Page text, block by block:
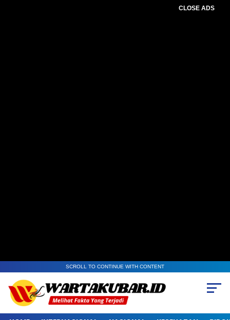
CLOSE ADS
SCROLL TO CONTINUE WITH CONTENT